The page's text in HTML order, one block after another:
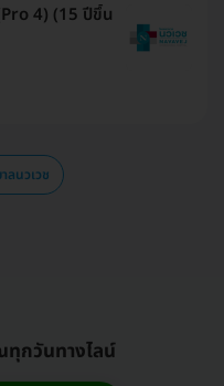
4) (15 ปีขึ้น
ลนวเวช
กวันทางไลน์